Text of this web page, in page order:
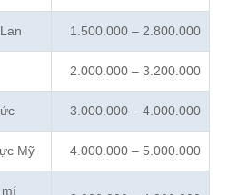
1.500.000 – 2.800.000
2.000.000 – 3.200.000
3.000.000 – 4.000.000
Mỹ 4.000.000 – 5.000.000
mí